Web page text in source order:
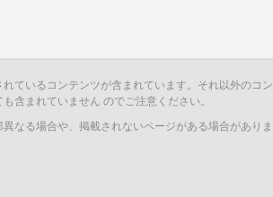
ているコンテンツが含まれています。それ以外のコン
含まれていません のでご注意ください。
なる場合や、掲載されないページがある場合がありま